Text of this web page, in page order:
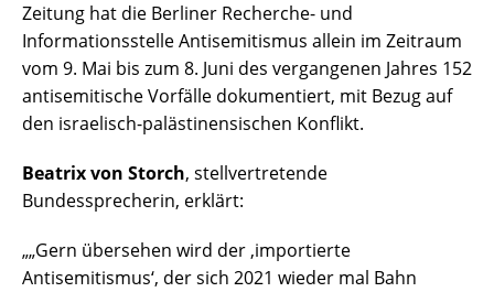
Zeitung hat die Berliner Recherche- und
Informationsstelle Antisemitismus allein im Zeitraum
vom 9. Mai bis zum 8. Juni des vergangenen Jahres 152
antisemitische Vorfälle dokumentiert, mit Bezug auf
den israelisch-palästinensischen Konflikt.
Beatrix von Storch, stellvertretende
Bundessprecherin, erklärt:
„„Gern übersehen wird der ‚importierte
Antisemitismus‘, der sich 2021 wieder mal Bahn